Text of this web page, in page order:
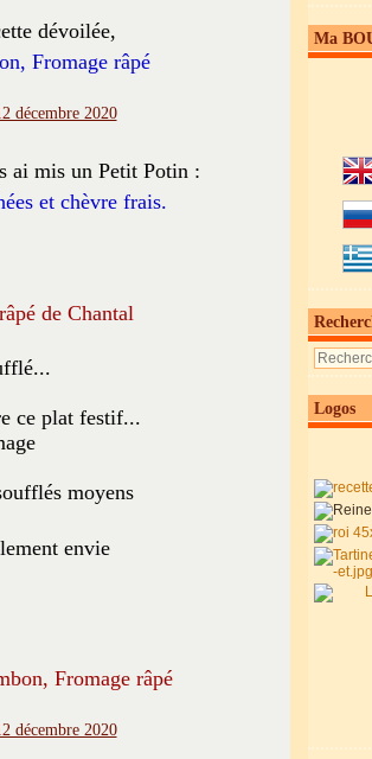
dévoilée,
Fromage râpé
ai mis un Petit Potin :
et chèvre frais.
de Chantal
ce plat festif...
moyens
envie
Fromage râpé
Ma
Logos